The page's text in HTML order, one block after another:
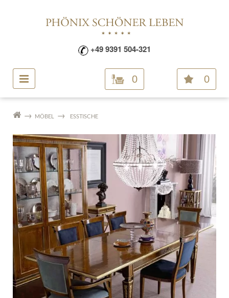
+49 9391 504-321
0 0
MÖBEL ESSTISCHE